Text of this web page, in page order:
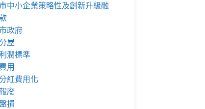
中小企業策略性及創新升級融
政府
屋
潤標準
用
紅費用化
廢
損